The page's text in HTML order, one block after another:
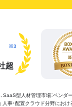
超
※3
型人材管理市場：ベンダ
事・配置クラウド分野におけ